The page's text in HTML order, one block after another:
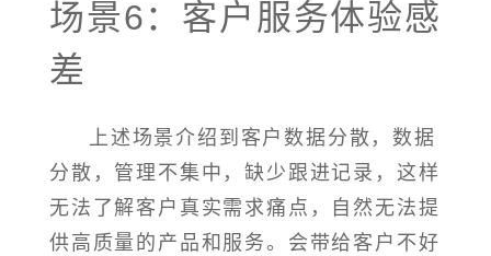
场景6：客户服务体验感
差
上述场景介绍到客户数据分散，数据
分散，管理不集中，缺少跟进记录，这样
无法了解客户真实需求痛点，自然无法提
供高质量的产品和服务。会带给客户不好